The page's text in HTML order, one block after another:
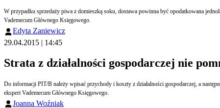
W przypadku sprzedaży piwa z domieszką soku, dostawa powinna być opodatkowana jednolitą stawką VAT w wysokości 23 proc.
Vademecum Głównego Księgowego.
Edyta Zaniewicz
29.04.2015 | 14:45
Strata z działalności gospodarczej nie
Do informacji PIT/B należy wpisać przychody i koszty z działalności gospodarczej, a następnie te same przychody i koszty, a także ich wynik, tj. stratę przepisać do PIT-36. Niestety, ale strata z działalności gospodarczej nie pomniejsza dochodu uzyskanego z emerytury - wyjaśnia
ekspert Vademecum Głównego Księgowego.
Joanna Woźniak